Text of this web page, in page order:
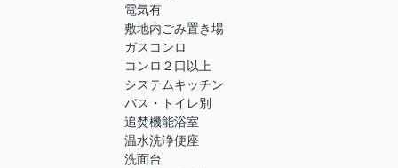
電気有
敷地内ごみ置き場
ガスコンロ
コンロ２口以上
システムキッチン
バス・トイレ別
追焚機能浴室
温水洗浄便座
洗面台